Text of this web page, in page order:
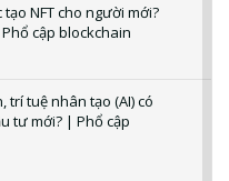
tạo NFT cho người mới?
cập blockchain
trí tuệ nhân tạo (AI) có
tư mới? | Phổ cập